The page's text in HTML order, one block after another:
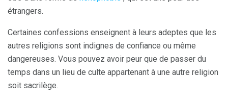
étrangers.
Certaines confessions enseignent à leurs adeptes que les
autres religions sont indignes de confiance ou même
dangereuses. Vous pouvez avoir peur que de passer du
temps dans un lieu de culte appartenant à une autre religion
soit sacrilège.